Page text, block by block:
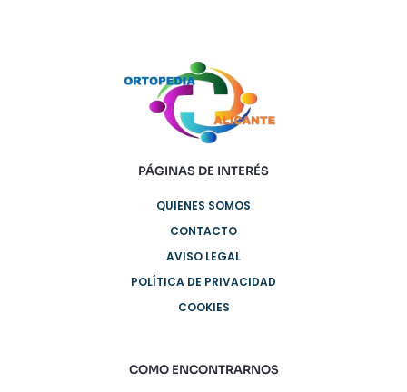
PÁGINAS DE INTERÉS
QUIENES SOMOS
CONTACTO
AVISO LEGAL
POLÍTICA DE PRIVACIDAD
COOKIES
COMO ENCONTRARNOS